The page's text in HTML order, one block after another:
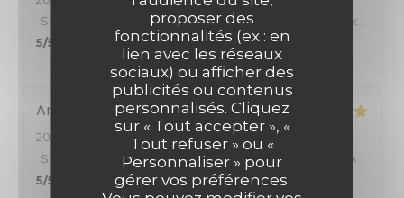
proposer des
fonctionnalités (ex : en
lien avec les réseaux
sociaux) ou afficher des
publicités ou contenus
personnalisés. Cliquez
sur « Tout accepter », «
Tout refuser » ou «
Personnaliser » pour
gérer vos préférences.
Service
Ambiance:5/5 Cuisine: Qualité / Prix :
5/5
Anissa
2026-07-07
- 19:00 - Couverts 2
Service
Ambiance:5/5 Cuisine:5/5 Qualité / Prix :
5/5